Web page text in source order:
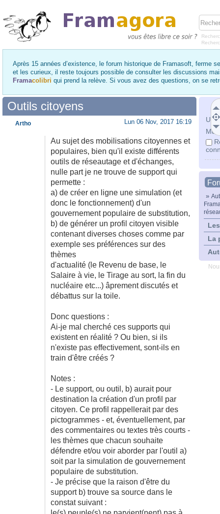
Après 15 années d’existence, le forum historique de Framasoft, ferme
et les curieux, il reste toujours possible de consulter les discussions
Framacolibri qui prend la relève. Si vous avez des questions, on se
Mot
»
La
Outils citoyens
Lun 06 Nov, 2017 16:19
Au sujet des mobilisations citoyennes et
populaires, bien qu'il existe différents
outils de réseautage et d'échanges,
nulle part je ne trouve de support qui
permette :
a) de créer en ligne une simulation (et
donc le fonctionnement) d'un
gouvernement populaire de substitution,
b) de générer un profil citoyen visible
contenant diverses choses comme par
exemple ses préférences sur des
thèmes
d'actualité (le Revenu de base, le
Salaire à vie, le Tirage au sort, la fin du
nucléaire etc...) âprement discutés et
débattus sur la toile.
Donc questions :
Ai-je mal cherché ces supports qui
existent en réalité ? Ou bien, si ils
n'existe pas effectivement, sont-ils en
train d'être créés ?
Notes :
- Le support, ou outil, b) aurait pour
destination la création d'un profil par
citoyen. Ce profil rappellerait par des
pictogrammes - et, éventuellement, par
des commentaires ou textes très courts -
les thèmes que chacun souhaite
défendre et/ou voir aborder par l'outil a)
soit par la simulation de gouvernement
populaire de substitution.
- Je précise que la raison d'être du
support b) trouve sa source dans le
constat suivant :
Artho